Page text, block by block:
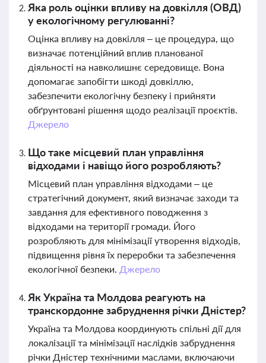
Яка роль оцінки впливу на довкілля (ОВД)
у екологічному регулюванні?
Оцінка впливу на довкілля – це процедура, що
визначає потенційний вплив планованої
діяльності на навколишнє середовище. Вона
допомагає запобігти шкоді довкіллю,
забезпечити екологічну безпеку і прийняти
обґрунтовані рішення щодо реалізації проєктів.
Джерело
Що таке місцевий план управління
відходами і навіщо його розробляють?
Місцевий план управління відходами – це
стратегічний документ, який визначає заходи та
завдання для ефективного поводження з
відходами на території громади. Його
розробляють для мінімізації утворення відходів,
підвищення рівня їх переробки та забезпечення
екологічної безпеки. Джерело
Як Україна та Молдова реагують на
транскордонне забруднення річки Дністер?
Україна та Молдова координують спільні дії для
локалізації та мінімізації наслідків забруднення
річки Дністер технічними маслами, включаючи